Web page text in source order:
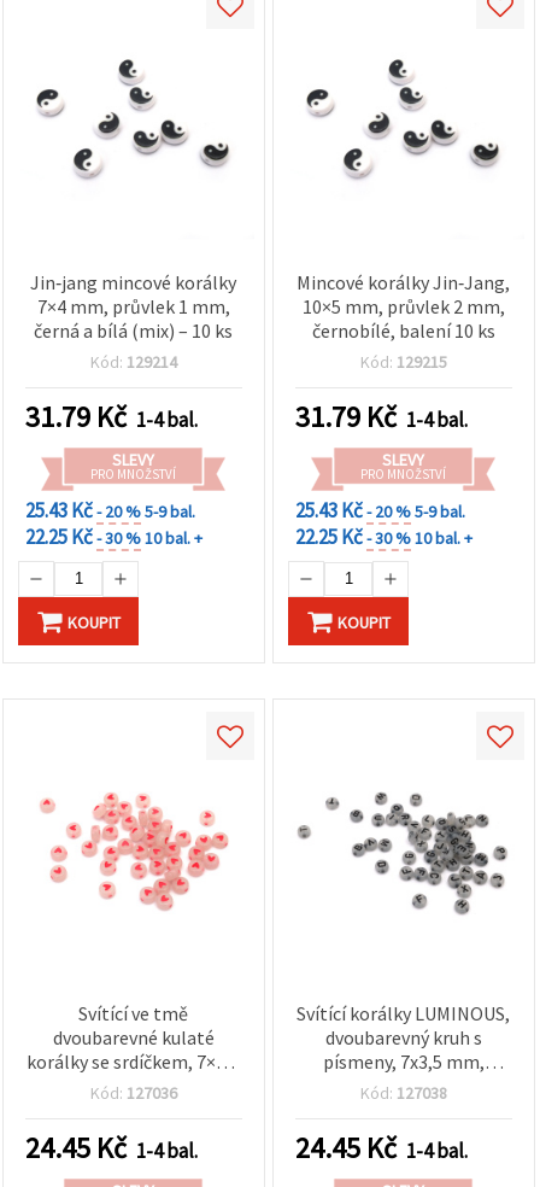
Jin‑jang mincové korálky
7×4 mm, průvlek 1 mm,
černá a bílá (mix) – 10 ks
Kód: 129214
31.79 Kč 1-4 bal.
SLEVY
PRO MNOŽSTVÍ
25.43 Kč- 20 %5-9 bal.
22.25 Kč- 30 %10 bal. +
KOUPIT
Mincové korálky Jin‑Jang,
10×5 mm, průvlek 2 mm,
černobílé, balení 10 ks
Kód: 129215
31.79 Kč 1-4 bal.
SLEVY
PRO MNOŽSTVÍ
25.43 Kč- 20 %5-9 bal.
22.25 Kč- 30 %10 bal. +
KOUPIT
Svítící ve tmě
dvoubarevné kulaté
korálky se srdíčkem, 7×3,5
mm, otvor 1 mm – 20 g
Kód: 127036
24.45 Kč 1-4 bal.
Svítící korálky LUMINOUS,
dvoubarevný kruh s
písmeny, 7x3,5 mm,
průvlek: 1 mm – 20 g
Kód: 127038
24.45 Kč 1-4 bal.